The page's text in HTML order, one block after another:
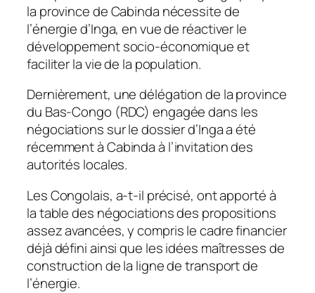
la province de Cabinda nécessite de
l’énergie d’Inga, en vue de réactiver le
développement socio-économique et
faciliter la vie de la population.
Dernièrement, une délégation de la province
du Bas-Congo (RDC) engagée dans les
négociations sur le dossier d’Inga a été
récemment à Cabinda à l’invitation des
autorités locales.
Les Congolais, a-t-il précisé, ont apporté à
la table des négociations des propositions
assez avancées, y compris le cadre financier
déjà défini ainsi que les idées maîtresses de
construction de la ligne de transport de
l’énergie.